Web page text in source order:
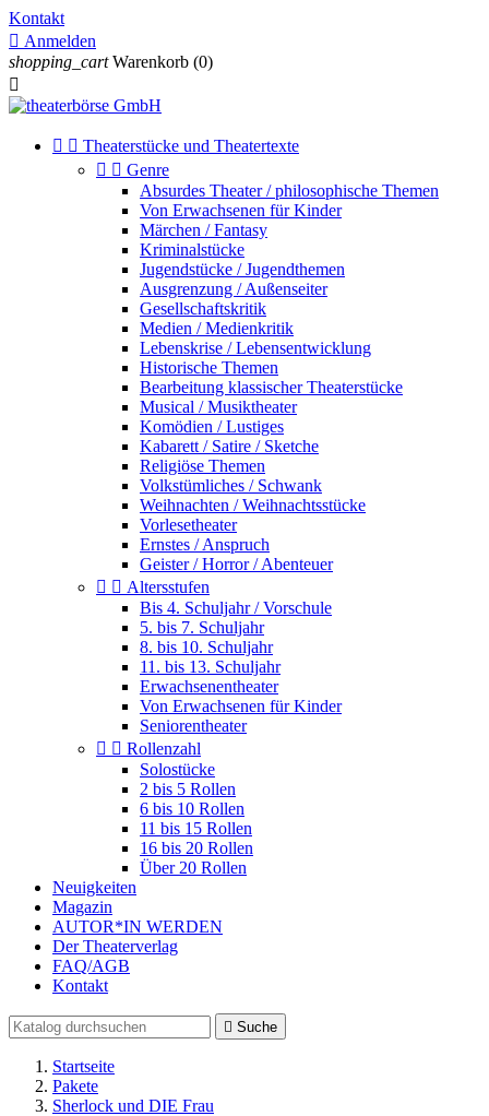
Kontakt
 Anmelden
shopping_cart Warenkorb (0)

  Theaterstücke und Theatertexte
  Genre
Absurdes Theater / philosophische Themen
Von Erwachsenen für Kinder
Märchen / Fantasy
Kriminalstücke
Jugendstücke / Jugendthemen
Ausgrenzung / Außenseiter
Gesellschaftskritik
Medien / Medienkritik
Lebenskrise / Lebensentwicklung
Historische Themen
Bearbeitung klassischer Theaterstücke
Musical / Musiktheater
Komödien / Lustiges
Kabarett / Satire / Sketche
Religiöse Themen
Volkstümliches / Schwank
Weihnachten / Weihnachtsstücke
Vorlesetheater
Ernstes / Anspruch
Geister / Horror / Abenteuer
  Altersstufen
Bis 4. Schuljahr / Vorschule
5. bis 7. Schuljahr
8. bis 10. Schuljahr
11. bis 13. Schuljahr
Erwachsenentheater
Von Erwachsenen für Kinder
Seniorentheater
  Rollenzahl
Solostücke
2 bis 5 Rollen
6 bis 10 Rollen
11 bis 15 Rollen
16 bis 20 Rollen
Über 20 Rollen
Neuigkeiten
Magazin
AUTOR*IN WERDEN
Der Theaterverlag
FAQ/AGB
Kontakt
 Suche
Startseite
Pakete
Sherlock und DIE Frau